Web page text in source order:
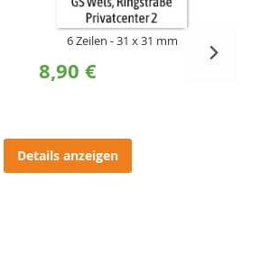
6 Zeilen 31 x 31 mm
8,90 €
Details anzeigen